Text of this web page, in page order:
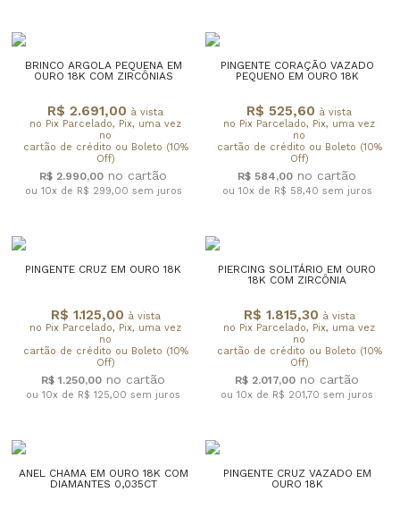
BRINCO ARGOLA PEQUENA EM
OURO 18K COM ZIRCÔNIAS
R$ 2.691,00 à vista
no Pix Parcelado, Pix, uma vez
no
cartão de crédito ou Boleto (10%
Off)
R$ 2.990,00
ou 10x de R$ 299,00 sem juros
PINGENTE CORAÇÃO VAZADO
PEQUENO EM OURO 18K
R$ 525,60 à vista
no Pix Parcelado, Pix, uma vez
no
cartão de crédito ou Boleto (10%
Off)
R$ 584,00
ou 10x de R$ 58,40 sem juros
PINGENTE CRUZ EM OURO 18K
R$ 1.125,00 à vista
no Pix Parcelado, Pix, uma vez
no
cartão de crédito ou Boleto (10%
Off)
R$ 1.250,00
ou 10x de R$ 125,00 sem juros
PIERCING SOLITÁRIO EM OURO
18K COM ZIRCÔNIA
R$ 1.815,30 à vista
no Pix Parcelado, Pix, uma vez
no
cartão de crédito ou Boleto (10%
Off)
R$ 2.017,00
ou 10x de R$ 201,70 sem juros
ANEL CHAMA EM OURO 18K COM
DIAMANTES 0,035CT
PINGENTE CRUZ VAZADO EM
OURO 18K